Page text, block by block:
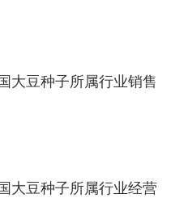
大豆种子所属行业销售
大豆种子所属行业经营